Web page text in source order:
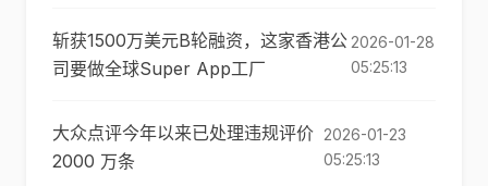
斩获1500万美元B轮融资，这家香港公
司要做全球Super App工厂
2026-01-28
05:25:13
大众点评今年以来已处理违规评价
2000 万条
2026-01-23
05:25:13